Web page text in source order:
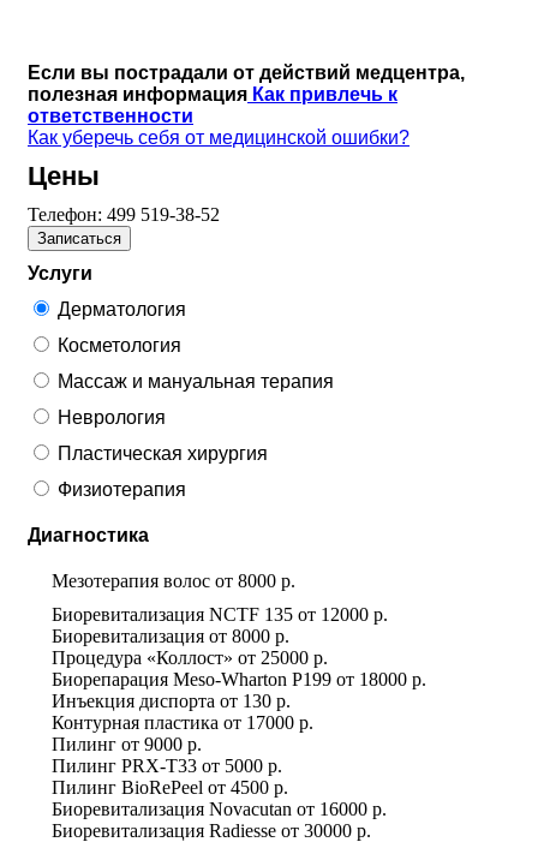
Если вы пострадали от действий медцентра,
полезная информация Как привлечь к
ответственности
Как уберечь себя от медицинской ошибки?
Цены
Телефон: 499 519-38-52
Записаться
Услуги
Дерматология
Косметология
Массаж и мануальная терапия
Неврология
Пластическая хирургия
Физиотерапия
Диагностика
Мезотерапия волос от 8000 р.
Биоревитализация NCTF 135 от 12000 р.
Биоревитализация от 8000 р.
Процедура «Коллост» от 25000 р.
Биорепарация Meso-Wharton P199 от 18000 р.
Инъекция диспорта от 130 р.
Контурная пластика от 17000 р.
Пилинг от 9000 р.
Пилинг PRX-T33 от 5000 р.
Пилинг BioRePeel от 4500 р.
Биоревитализация Novacutan от 16000 р.
Биоревитализация Radiesse от 30000 р.